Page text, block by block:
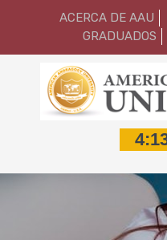
ACERCA DE AAU
GRADUADOS